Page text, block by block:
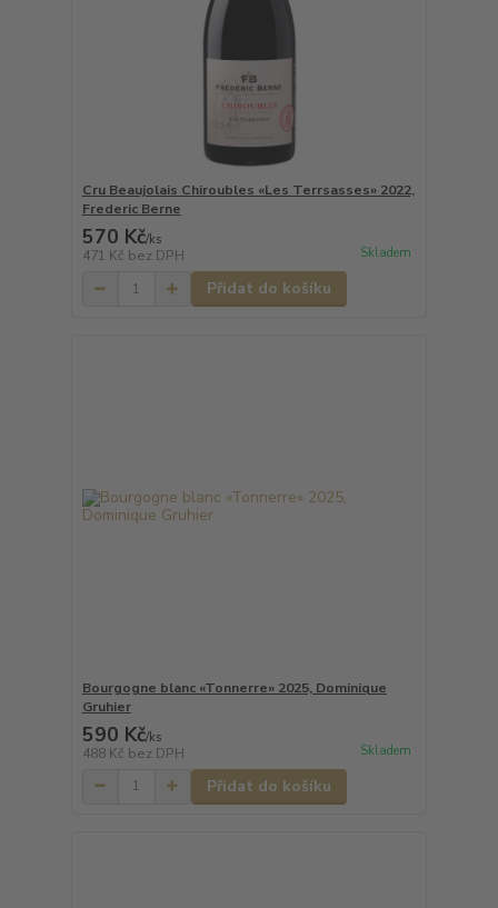
Cru Beaujolais Chiroubles «Les Terrsasses» 2022,
Frederic Berne
570 Kč/ks
471 Kč bez DPH Skladem
Přidat do košíku
Bourgogne blanc «Tonnerre» 2025, Dominique
Gruhier
590 Kč/ks
488 Kč bez DPH Skladem
Přidat do košíku